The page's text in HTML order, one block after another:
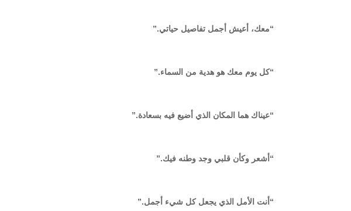
“معك، أعيش أجمل تفاصيل حياتي.”
“كل يوم معك هو هدية من السماء.”
“عيناك هما المكان الذي أضيع فيه بسعادة.”
“أشعر وكأن قلبي وجد وطنه فيك.”
“أنت الأمل الذي يجعل كل شيء أجمل.”